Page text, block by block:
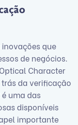
que
de negócios.
Character
da verificação
uma das
disponíveis
importante